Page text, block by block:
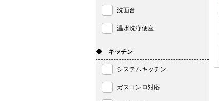
洗面台
温水洗浄便座
◆ キッチン
システムキッチン
ガスコンロ対応